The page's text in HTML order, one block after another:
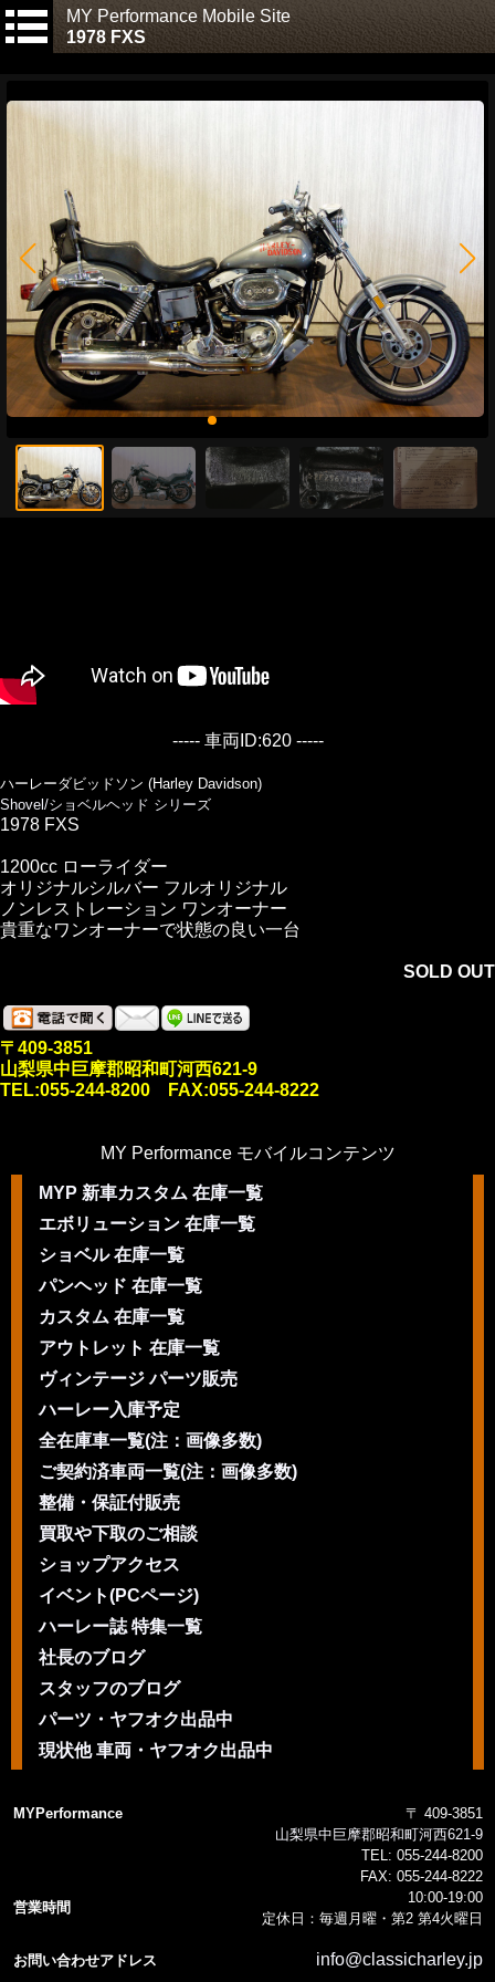
MY Performance Mobile Site
1978 FXS
----- 車両ID:620 -----
ハーレーダビッドソン (Harley Davidson)
Shovel/ショベルヘッド シリーズ
1978 FXS
1200cc ローライダー
オリジナルシルバー フルオリジナル
ノンレストレーション ワンオーナー
貴重なワンオーナーで状態の良い一台
SOLD OUT
〒409-3851
山梨県中巨摩郡昭和町河西621-9
TEL:055-244-8200 FAX:055-244-8222
MY Performance モバイルコンテンツ
MYP 新車カスタム 在庫一覧
エボリューション 在庫一覧
ショベル 在庫一覧
パンヘッド 在庫一覧
カスタム 在庫一覧
アウトレット 在庫一覧
ヴィンテージ パーツ販売
ハーレー入庫予定
全在庫車一覧(注：画像多数)
ご契約済車両一覧(注：画像多数)
整備・保証付販売
買取や下取のご相談
ショップアクセス
イベント(PCページ)
ハーレー誌 特集一覧
社長のブログ
スタッフのブログ
パーツ・ヤフオク出品中
現状他 車両・ヤフオク出品中
MYPerformance
〒 409-3851
山梨県中巨摩郡昭和町河西621-9
TEL: 055-244-8200
FAX: 055-244-8222
営業時間
10:00-19:00
定休日：毎週月曜・第2 第4火曜日
お問い合わせアドレス info@classicharley.jp